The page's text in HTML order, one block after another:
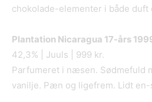
chokolade-elementer i både duft
Plantation Nicaragua 17-års
42,3% | Juuls | 999 kr.
Parfumeret i næsen. Sødmefuld
vanilje. Pæn og ligefrem. Lidt